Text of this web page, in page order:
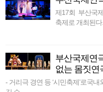
제17회 부산국
축제로 개최된다.
부산국제연
없는 몸짓연
- 거리극 경연 등 ‘시민축제’로국